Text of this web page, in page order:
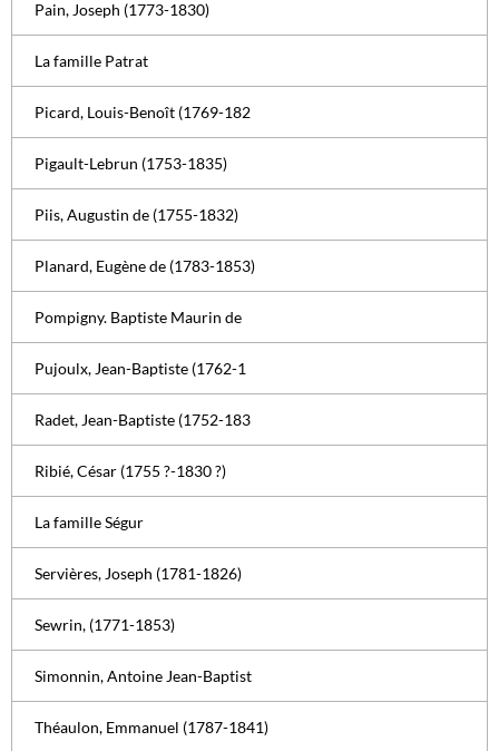
Pain, Joseph (1773-1830)
La famille Patrat
Picard, Louis-Benoît (1769-182
Pigault-Lebrun (1753-1835)
Piis, Augustin de (1755-1832)
Planard, Eugène de (1783-1853)
Pompigny. Baptiste Maurin de
Pujoulx, Jean-Baptiste (1762-1
Radet, Jean-Baptiste (1752-183
Ribié, César (1755 ?-1830 ?)
La famille Ségur
Servières, Joseph (1781-1826)
Sewrin, (1771-1853)
Simonnin, Antoine Jean-Baptist
Théaulon, Emmanuel (1787-1841)